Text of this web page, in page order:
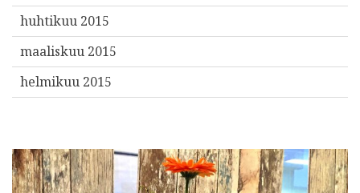
huhtikuu 2015
maaliskuu 2015
helmikuu 2015